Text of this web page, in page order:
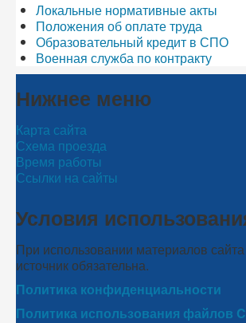
Локальные нормативные акты
Положения об оплате труда
Образовательный кредит в СПО
Военная служба по контракту
Нижнее меню
Карта сайта
Схема проезда
Время работы
Ссылки на сайты
Условия
При использовании материалов
источник обязательна.
Политика конфиденциальности
Политика использования файлов